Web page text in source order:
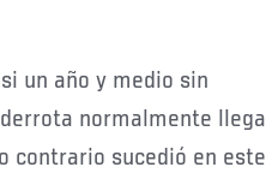
un año y medio sin
normalmente llega
contrario sucedió en este